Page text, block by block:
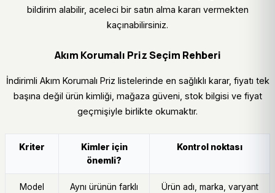
bildirim alabilir, aceleci bir satın alma kararı vermekten
kaçınabilirsiniz.
Akım Korumalı Priz Seçim Rehberi
İndirimli Akım Korumalı Priz listelerinde en sağlıklı karar, fiyatı tek
başına değil ürün kimliği, mağaza güveni, stok bilgisi ve fiyat
geçmişiyle birlikte okumaktır.
Kriter
Kimler için
önemli?
Kontrol noktası
Model
Aynı ürünün farklı
Ürün adı, marka, varyant